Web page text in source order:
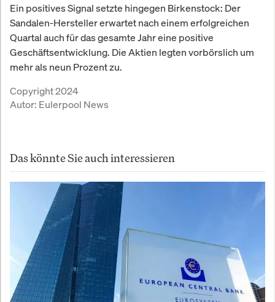
Ein positives Signal setzte hingegen Birkenstock: Der
Sandalen-Hersteller erwartet nach einem erfolgreichen
Quartal auch für das gesamte Jahr eine positive
Geschäftsentwicklung. Die Aktien legten vorbörslich um
mehr als neun Prozent zu.
Copyright 2024
Autor: Eulerpool News
Das könnte Sie auch interessieren